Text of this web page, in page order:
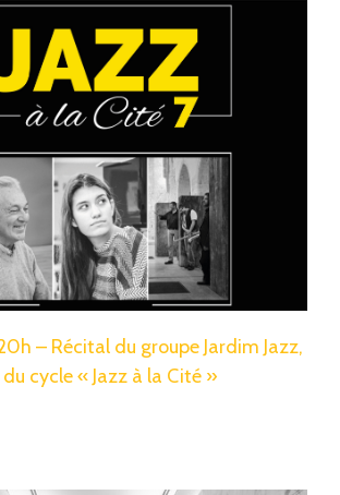
– Récital du groupe Jardim Jazz,
cycle « Jazz à la Cité »